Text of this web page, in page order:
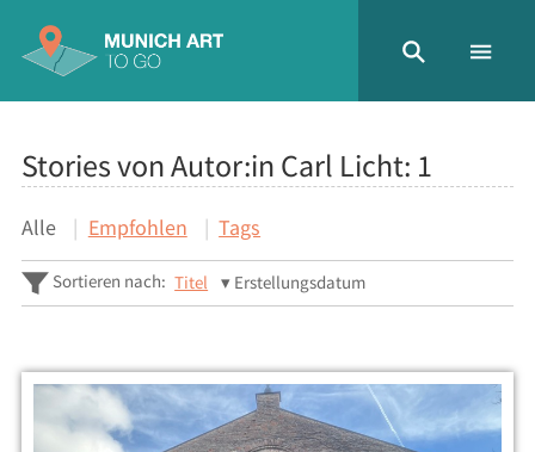
Stories von Autor:in Carl Licht: 1
Alle Empfohlen Tags
Sortieren nach: Titel Erstellungsdatum